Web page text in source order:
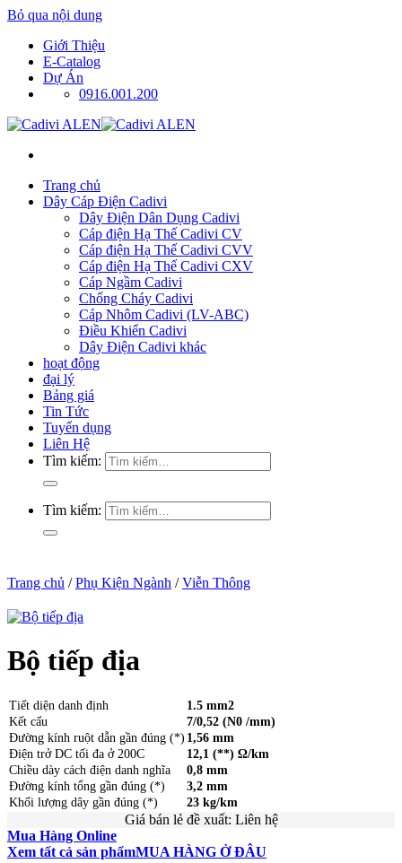
Bỏ qua nội dung
Giới Thiệu
E-Catalog
Dự Án
0916.001.200
Trang chủ
Dây Cáp Điện Cadivi
Dây Điện Dân Dụng Cadivi
Cáp điện Hạ Thế Cadivi CV
Cáp điện Hạ Thế Cadivi CVV
Cáp điện Hạ Thế Cadivi CXV
Cáp Ngầm Cadivi
Chống Cháy Cadivi
Cáp Nhôm Cadivi (LV-ABC)
Điều Khiển Cadivi
Dây Điện Cadivi khác
hoạt động
đại lý
Bảng giá
Tin Tức
Tuyển dụng
Liên Hệ
Tìm kiếm:
Tìm kiếm:
Trang chủ / Phụ Kiện Ngành / Viễn Thông
Bộ tiếp địa
Tiết diện danh định
1.5 mm2
Kết cấu
7/0,52 (N0 /mm)
Đường kính ruột dẫn gần đúng (*) 1,56 mm
Điện trở DC tối đa ở 200C
12,1 (**) Ω/km
Chiều dày cách điện danh nghĩa
0,8 mm
Đường kính tổng gần đúng (*)
3,2 mm
Khối lượng dây gần đúng (*)
23 kg/km
Giá bán lẻ đề xuất: Liên hệ
Mua Hàng Online
Xem tất cả sản phẩmMUA HÀNG Ở ĐÂU